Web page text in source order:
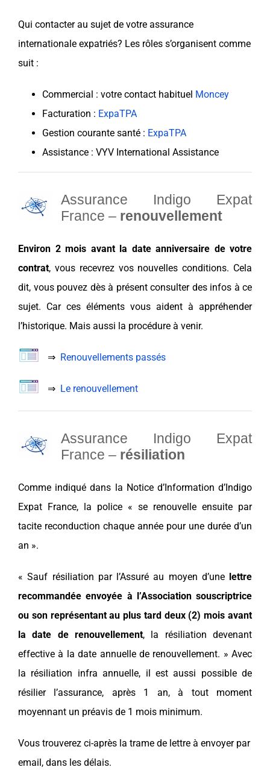
Qui contacter au sujet de votre assurance
internationale expatriés? Les rôles s’organisent comme
suit :
Commercial : votre contact habituel Moncey
Facturation : ExpaTPA
Gestion courante santé : ExpaTPA
Assistance : VYV International Assistance
Assurance Indigo Expat
France – renouvellement
Environ 2 mois avant la date anniversaire de votre
contrat, vous recevrez vos nouvelles conditions. Cela
dit, vous pouvez dès à présent consulter des infos à ce
sujet. Car ces éléments vous aident à appréhender
l’historique. Mais aussi la procédure à venir.
⇒ Renouvellements passés
⇒ Le renouvellement
Assurance Indigo Expat
France – résiliation
Comme indiqué dans la Notice d’Information d’Indigo
Expat France, la police « se renouvelle ensuite par
tacite reconduction chaque année pour une durée d’un
an ».
« Sauf résiliation par l’Assuré au moyen d’unelettre
recommandée envoyée à l’Association souscriptrice
ou son représentant au plus tard deux (2) mois avant
la date de renouvellement, la résiliation devenant
effective à la date annuelle de renouvellement. » Avec
la résiliation infra annuelle, il est aussi possible de
résilier l’assurance, après 1 an, à tout moment
moyennant un préavis de 1 mois minimum.
Vous trouverez ci-après la trame de lettre à envoyer par
email, dans les délais.